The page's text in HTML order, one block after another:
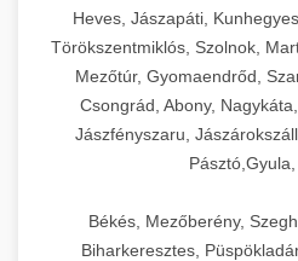
Heves, Jászapáti,
Törökszentmiklós, Szolnok,
Mezőtúr, Gyomaendrőd,
Csongrád, Abony,
Jászfényszaru,
Békés, Mezőberény,
Biharkeresztes,